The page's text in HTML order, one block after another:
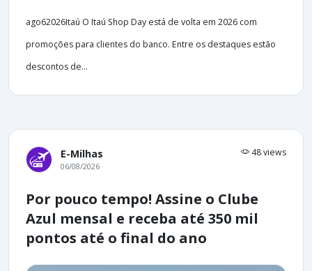
ago62026Itaú O Itaú Shop Day está de volta em 2026 com
promoções para clientes do banco. Entre os destaques estão
descontos de...
E-Milhas 48 views
06/08/2026
Por pouco tempo! Assine o Clube
Azul mensal e receba até 350 mil
pontos até o final do ano